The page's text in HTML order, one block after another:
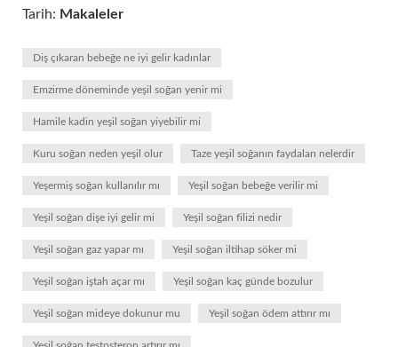
Tarih: Makaleler
Diş çıkaran bebeğe ne iyi gelir kadınlar
Emzirme döneminde yeşil soğan yenir mi
Hamile kadin yeşil soğan yiyebilir mi
Kuru soğan neden yeşil olur Taze yeşil soğanın faydaları nelerdir
Yeşermiş soğan kullanılır mı Yeşil soğan bebeğe verilir mi
Yeşil soğan dişe iyi gelir mi Yeşil soğan filizi nedir
Yeşil soğan gaz yapar mı Yeşil soğan iltihap söker mi
Yeşil soğan iştah açar mı Yeşil soğan kaç günde bozulur
Yeşil soğan mideye dokunur mu Yeşil soğan ödem attırır mı